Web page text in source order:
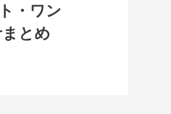
・ワン
とめ